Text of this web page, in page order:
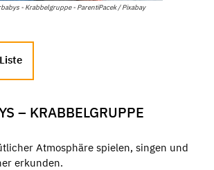
- Krabbelgruppe - ParentiPacek / Pixabay
– KRABBELGRUPPE
Atmosphäre spielen, singen und
erkunden.